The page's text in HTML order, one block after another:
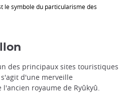
le symbole du particularisme des
des principaux sites touristiques
d'une merveille
royaume de Ryûkyû.